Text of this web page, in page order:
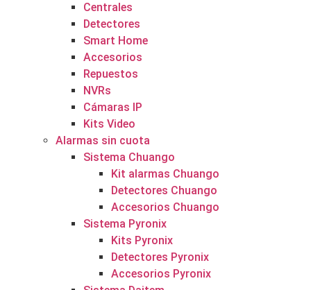
Centrales
Detectores
Smart Home
Accesorios
Repuestos
NVRs
Cámaras IP
Kits Video
Alarmas sin cuota
Sistema Chuango
Kit alarmas Chuango
Detectores Chuango
Accesorios Chuango
Sistema Pyronix
Kits Pyronix
Detectores Pyronix
Accesorios Pyronix